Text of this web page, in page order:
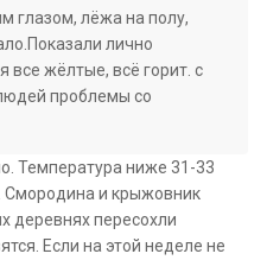
глазом, лёжа на полу,
лично
жёлтые, всё горит. с
проблемы со
Температура ниже 31-33
Смородина и крыжовник
деревнях пересохли
Если на этой неделе не